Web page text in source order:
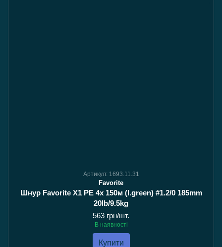
Артикул: 1693.11.31
Favorite
Шнур Favorite Х1 PE 4x 150м (I.green) #1.2/0 185mm
20lb/9.5kg
563 грн/шт.
В наявності
Купити